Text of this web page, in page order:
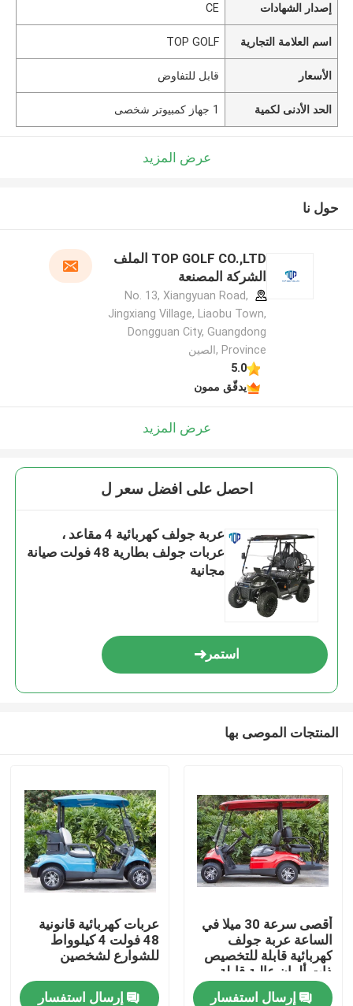
مسكن
إصدار الشهادات CE
اسم العلامة التجارية TOP GOLF
الأسعار قابل للتفاوض
الحد الأدنى لكمية 1 جهاز كمبيوتر شخصى
عرض المزيد
حول نا
TOP GOLF CO.,LTD الملف
الشركة المصنعة
No. 13, Xiangyuan Road,
Jingxiang Village, Liaobu Town,
Dongguan City, Guangdong
Province ,الصين
5.0
يدقّق ممون
عرض المزيد
احصل على افضل سعر ل
عربة جولف كهربائية 4 مقاعد ،
عربات جولف بطارية 48 فولت صيانة
مجانية
استمر
المنتجات الموصى بها
أقصى سرعة 30 ميلا في
الساعة عربة جولف
كهربائية قابلة للتخصيص
ذات ألوان عالية قابلة
للترقية
إرسال استفسار
عربات كهربائية قانونية
48 فولت 4 كيلوواط
للشوارع لشخصين
إرسال استفسار